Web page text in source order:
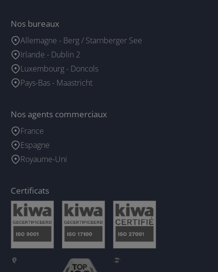
Nos bureaux
Allemagne - Berg / Starnberger See
Irlande - Dublin 2
Luxembourg - Doncols
Pays-Bas - Maastricht
Nos agents commerciaux
France
Espagne
Royaume-Uni
Certificats